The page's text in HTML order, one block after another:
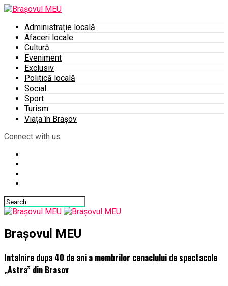
Administrație locală
Afaceri locale
Cultură
Eveniment
Exclusiv
Politică locală
Social
Sport
Turism
Viața în Brașov
Connect with us
Brașovul MEU
Intalnire dupa 40 de ani a membrilor cenaclului de spectacole
„Astra” din Brasov